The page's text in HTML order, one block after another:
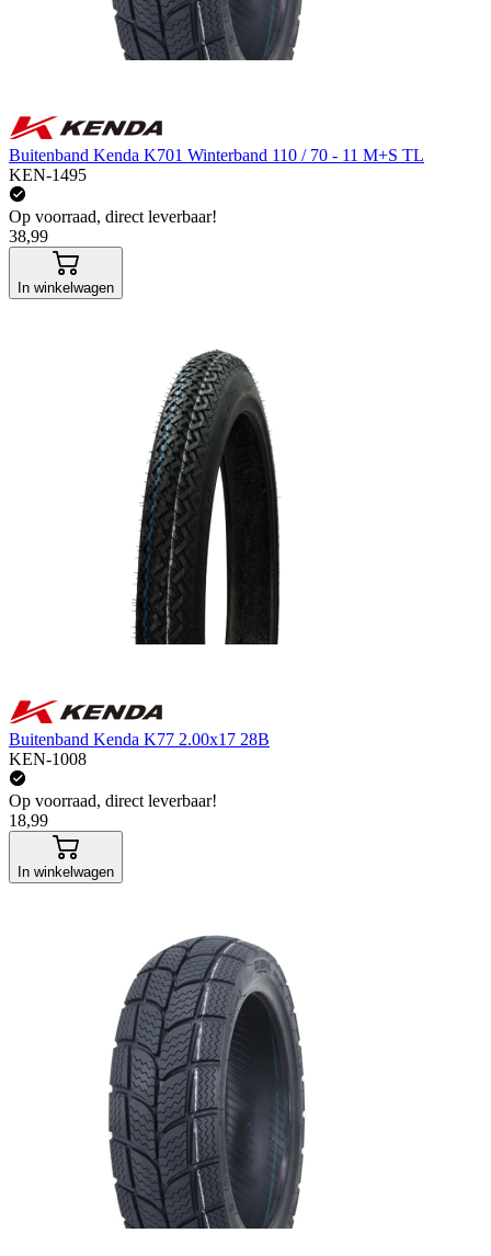
Buitenband Kenda K701 Winterband 110 / 70 - 11 M+S TL
KEN-1495
Op voorraad, direct leverbaar!
38,99
In winkelwagen
Buitenband Kenda K77 2.00x17 28B
KEN-1008
Op voorraad, direct leverbaar!
18,99
In winkelwagen